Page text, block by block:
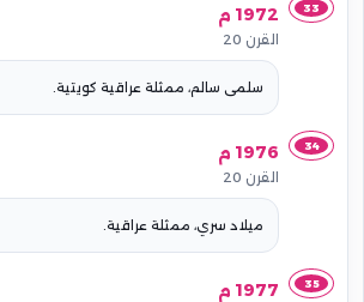
33 1972 م
القرن 20
سلمى سالم، ممثلة عراقية كويتية.
34 1976 م
القرن 20
ميلاد سري، ممثلة عراقية.
35 1977 م